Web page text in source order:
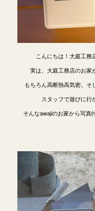
こんにちは！大庭工務
実は、大庭工務店のお家
もちろん高断熱高気密。
スタッフで遊びに行
そんなawajiのお家から写真